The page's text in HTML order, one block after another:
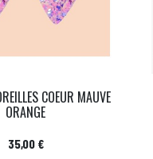
COEUR MAUVE
ORANGE
Prix
35,00 €